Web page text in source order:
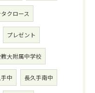
クロース
プレゼント
教大附属中学校
中 長久手南中